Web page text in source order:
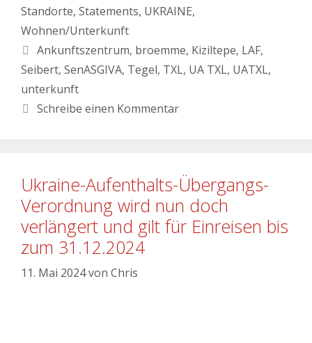
Standorte, Statements, UKRAINE,
Wohnen/Unterkunft
Ankunftszentrum, broemme, Kiziltepe, LAF,
Seibert, SenASGIVA, Tegel, TXL, UA TXL, UATXL,
unterkunft
Schreibe einen Kommentar
Ukraine-Aufenthalts-Übergangs-
Verordnung wird nun doch
verlängert und gilt für Einreisen bis
zum 31.12.2024
11. Mai 2024von Chris